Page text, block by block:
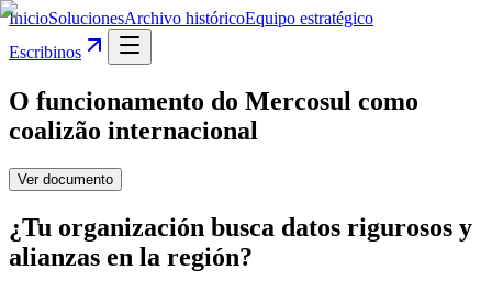
InicioSolucionesArchivo históricoEquipo estratégico
Escribinos
O funcionamento do Mercosul como
coalizão internacional
Ver documento
¿Tu organización busca datos rigurosos y
alianzas en la región?